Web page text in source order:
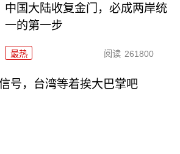
中国大陆收复金门，必成两岸统
一的第一步
最热 阅读 261800
号，台湾等着挨大巴掌吧